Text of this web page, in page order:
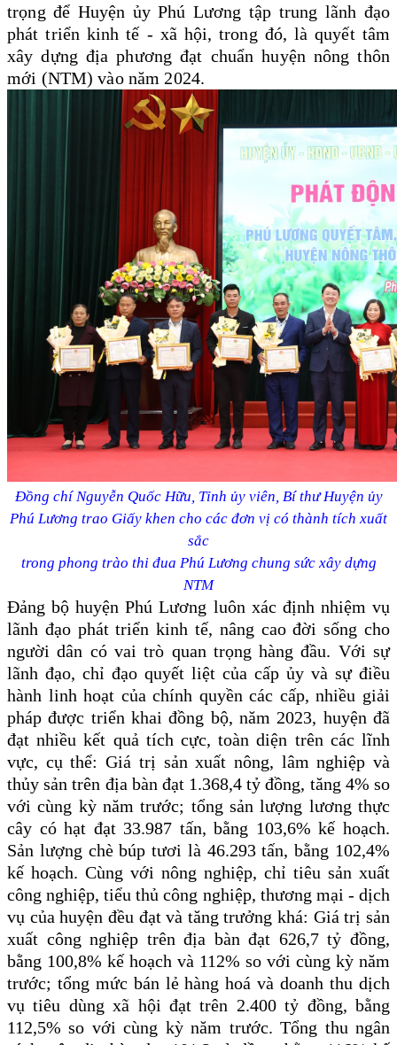
trọng để Huyện ủy Phú Lương tập trung lãnh đạo
phát triển kinh tế - xã hội, trong đó, là quyết tâm
xây dựng địa phương đạt chuẩn huyện nông thôn
mới (NTM) vào năm 2024.
Đồng chí Nguyễn Quốc Hữu, Tỉnh ủy viên, Bí thư Huyện ủy
Phú Lương trao Giấy khen cho các đơn vị có thành tích xuất
sắc
trong phong trào thi đua Phú Lương chung sức xây dựng
NTM
Đảng bộ huyện Phú Lương luôn xác định nhiệm vụ
lãnh đạo phát triển kinh tế, nâng cao đời sống cho
người dân có vai trò quan trọng hàng đầu. Với sự
lãnh đạo, chỉ đạo quyết liệt của cấp ủy và sự điều
hành linh hoạt của chính quyền các cấp, nhiều giải
pháp được triển khai đồng bộ, năm 2023, huyện đã
đạt nhiều kết quả tích cực, toàn diện trên các lĩnh
vực, cụ thể: Giá trị sản xuất nông, lâm nghiệp và
thủy sản trên địa bàn đạt 1.368,4 tỷ đồng, tăng 4% so
với cùng kỳ năm trước; tổng sản lượng lương thực
cây có hạt đạt 33.987 tấn, bằng 103,6% kế hoạch.
Sản lượng chè búp tươi là 46.293 tấn, bằng 102,4%
kế hoạch. Cùng với nông nghiệp, chỉ tiêu sản xuất
công nghiệp, tiểu thủ công nghiệp, thương mại - dịch
vụ của huyện đều đạt và tăng trưởng khá: Giá trị sản
xuất công nghiệp trên địa bàn đạt 626,7 tỷ đồng,
bằng 100,8% kế hoạch và 112% so với cùng kỳ năm
trước; tổng mức bán lẻ hàng hoá và doanh thu dịch
vụ tiêu dùng xã hội đạt trên 2.400 tỷ đồng, bằng
112,5% so với cùng kỳ năm trước. Tổng thu ngân